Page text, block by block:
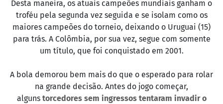
Desta maneira, os atuais campeões mundiais ganham o
troféu pela segunda vez seguida e se isolam como os
maiores campeões do torneio, deixando o Uruguai (15)
para trás. A Colômbia, por sua vez, segue com somente
um título, que foi conquistado em 2001.
A bola demorou bem mais do que o esperado para rolar
na grande decisão. Antes do jogo começar,
alguns torcedores sem ingressos tentaram invadir o